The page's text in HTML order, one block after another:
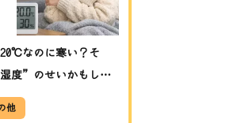
20℃なのに寒い？そ
度”のせいかもしれ
｜冬の快適さは温度
で決まる
他